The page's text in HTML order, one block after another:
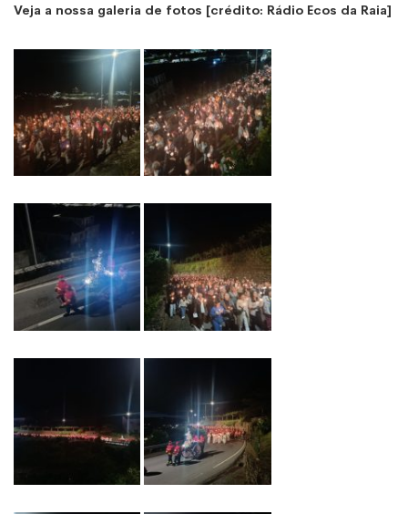
Veja a nossa galeria de fotos [crédito: Rádio Ecos da Raia]